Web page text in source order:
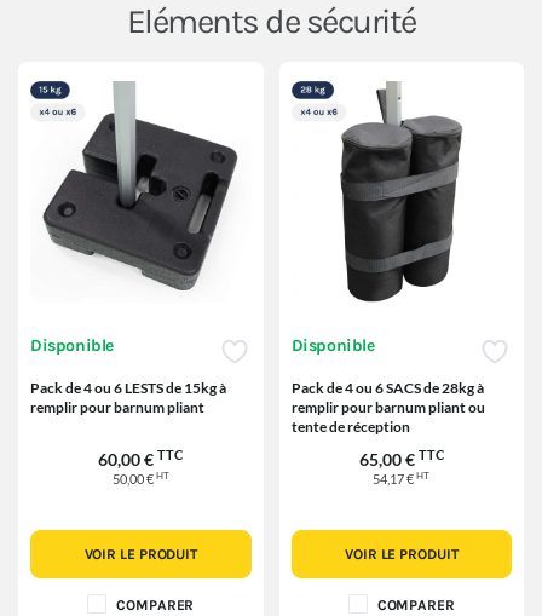
Eléments de sécurité
Disponible
Pack de 4 ou 6 LESTS de 15kg à
remplir pour barnum pliant
60,00 € TTC
50,00 € HT
VOIR LE PRODUIT
COMPARER
Disponible
Pack de 4 ou 6 SACS de 28kg à
remplir pour barnum pliant ou
tente de réception
65,00 € TTC
54,17 €HT
VOIR LE PRODUIT
COMPARER